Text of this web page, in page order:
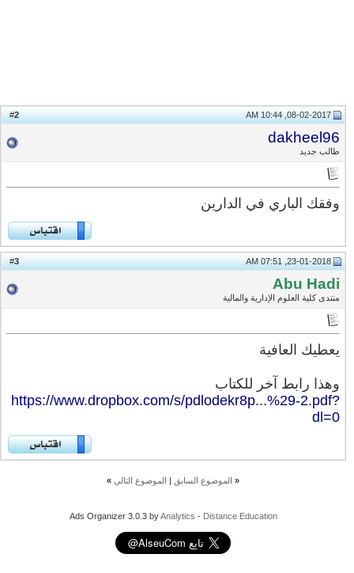
08-02-2017, 10:44 AM
dakheel96
طالب جديد
وفقك الباري في الدارين
23-01-2018, 07:51 AM
Abu Hadi
منتدى كلية العلوم الإدارية والمالية
يعطيك العافية
وهذا رابط آخر للكتاب
https://www.dropbox.com/s/pdlodekr8p...%29-2.pdf?
dl=0
الموضوع السابق| الموضوع التالي »
Ads Organizer 3.0.3 byAnalytics -Distance Education